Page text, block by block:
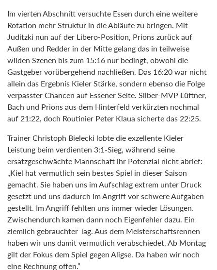
Im vierten Abschnitt versuchte Essen durch eine weitere
Rotation mehr Struktur in die Abläufe zu bringen. Mit
Juditzki nun auf der Libero-Position, Prions zurück auf
Außen und Redder in der Mitte gelang das in teilweise
wilden Szenen bis zum 15:16 nur bedingt, obwohl die
Gastgeber vorübergehend nachließen. Das 16:20 war nicht
allein das Ergebnis Kieler Stärke, sondern ebenso die Folge
verpasster Chancen auf Essener Seite. Silber-MVP Lüftner,
Bach und Prions aus dem Hinterfeld verkürzten nochmal
auf 21:22, doch Routinier Peter Klaua sicherte das 22:25.
Trainer Christoph Bielecki lobte die exzellente Kieler
Leistung beim verdienten 3:1-Sieg, während seine
ersatzgeschwächte Mannschaft ihr Potenzial nicht abrief:
„Kiel hat vermutlich sein bestes Spiel in dieser Saison
gemacht. Sie haben uns im Aufschlag extrem unter Druck
gesetzt und uns dadurch im Angriff vor schwere Aufgaben
gestellt. Im Angriff fehlten uns immer wieder Lösungen.
Zwischendurch kamen dann noch Eigenfehler dazu. Ein
ziemlich gebrauchter Tag. Aus dem Meisterschaftsrennen
haben wir uns damit vermutlich verabschiedet. Ab Montag
gilt der Fokus dem Spiel gegen Aligse. Da haben wir noch
eine Rechnung offen.“